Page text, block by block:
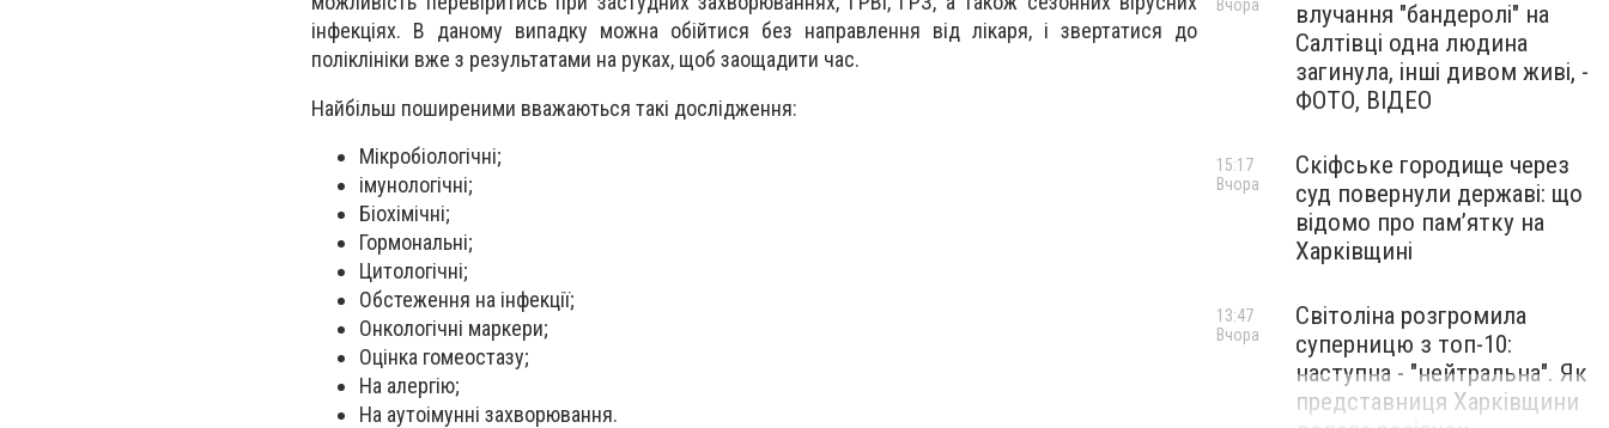
інфекціях. В даному випадку можна обійтися без направлення від лікаря, і звертатися до
поліклініки вже з результатами на руках, щоб заощадити час.
Найбільш поширеними вважаються такі дослідження:
Мікробіологічні;
імунологічні;
Біохімічні;
Гормональні;
Цитологічні;
Обстеження на інфекції;
Онкологічні маркери;
Оцінка гомеостазу;
На алергію;
На аутоімунні захворювання.
влучання "бандеролі" на
Салтівці одна людина
загинула, інші дивом живі, -
ФОТО, ВІДЕО
Вчора
Скіфське городище через
суд повернули державі: що
відомо про пам’ятку на
Харківщині
15:17
Вчора
Світоліна розгромила
суперницю з топ-10:
наступна - "нейтральна". Як
представниця Харківщини
13:47
Вчора